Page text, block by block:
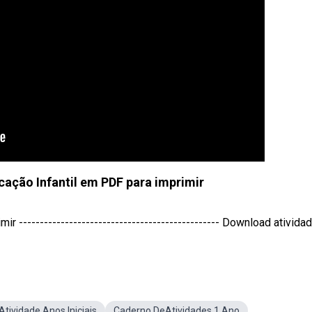
Infantil em PDF para imprimir
------------------------------------------------ Download